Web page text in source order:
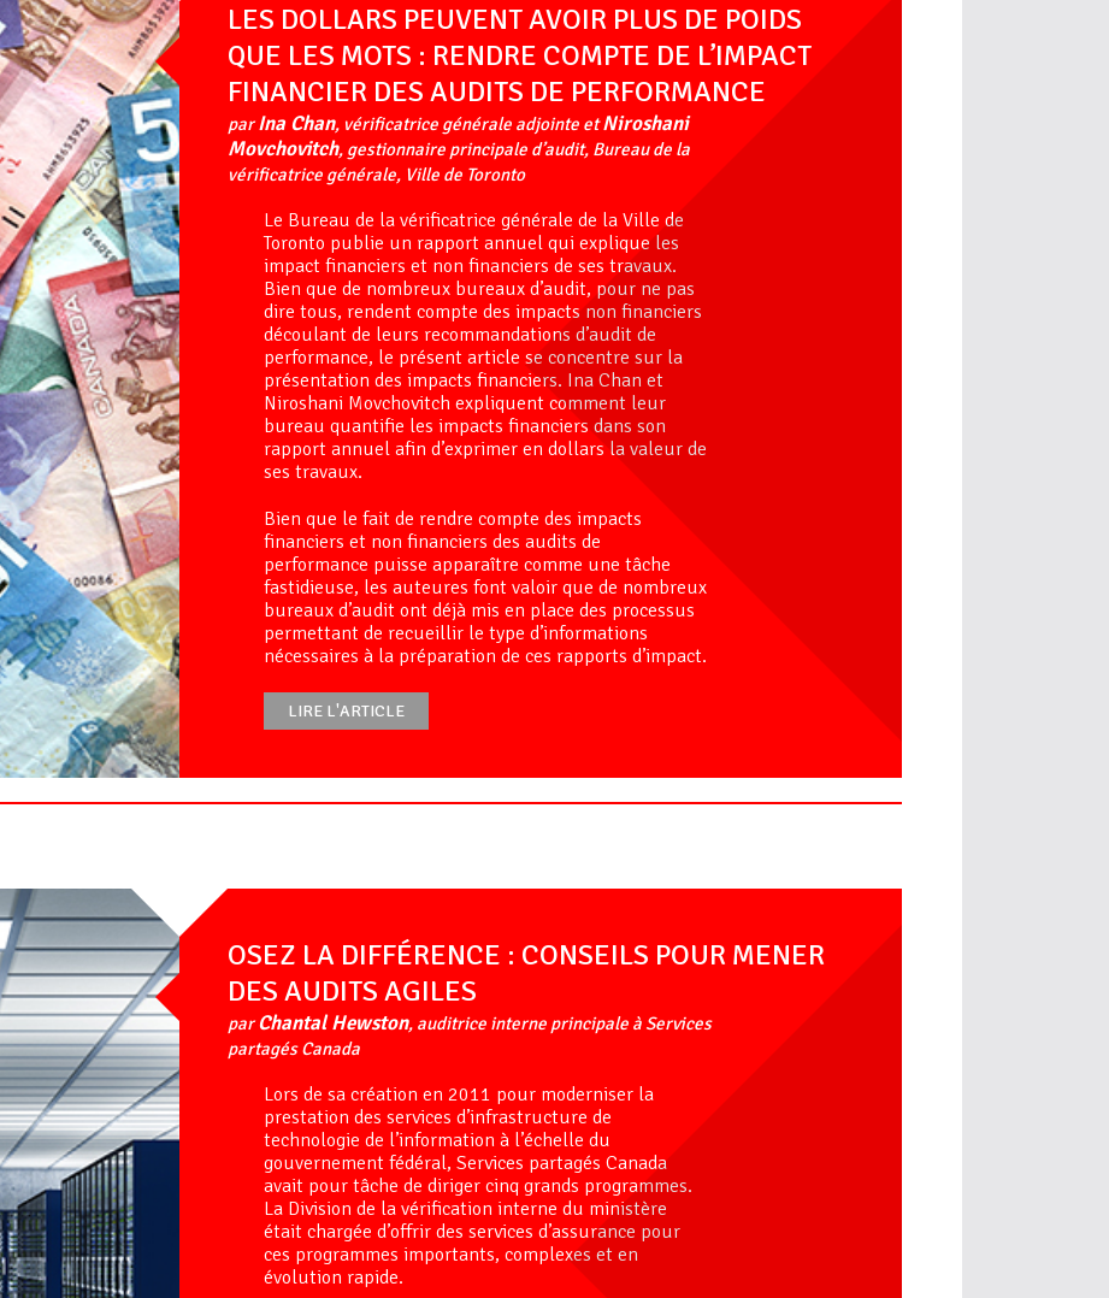
LES DOLLARS PEUVENT AVOIR PLUS DE POIDS
QUE LES MOTS : RENDRE COMPTE DE L’IMPACT
FINANCIER DES AUDITS DE PERFORMANCE
parIna Chan, vérificatrice générale adjointe etNiroshani
Movchovitch, gestionnaire principale d’audit, Bureau de la
vérificatrice générale, Ville de Toronto
Le Bureau de la vérificatrice générale de la Ville de
Toronto publie un rapport annuel qui explique les
impact financiers et non financiers de ses travaux.
Bien que de nombreux bureaux d’audit, pour ne pas
dire tous, rendent compte des impacts non financiers
découlant de leurs recommandations d’audit de
performance, le présent article se concentre sur la
présentation des impacts financiers. Ina Chan et
Niroshani Movchovitch expliquent comment leur
bureau quantifie les impacts financiers dans son
rapport annuel afin d’exprimer en dollars la valeur de
ses travaux.
Bien que le fait de rendre compte des impacts
financiers et non financiers des audits de
performance puisse apparaître comme une tâche
fastidieuse, les auteures font valoir que de nombreux
bureaux d’audit ont déjà mis en place des processus
permettant de recueillir le type d’informations
nécessaires à la préparation de ces rapports d’impact.
LIRE L'ARTICLE
OSEZ LA DIFFÉRENCE : CONSEILS POUR MENER
DES AUDITS AGILES
parChantal Hewston, auditrice interne principale à Services
partagés Canada
Lors de sa création en 2011 pour moderniser la
prestation des services d’infrastructure de
technologie de l’information à l’échelle du
gouvernement fédéral, Services partagés Canada
avait pour tâche de diriger cinq grands programmes.
La Division de la vérification interne du ministère
était chargée d’offrir des services d’assurance pour
ces programmes importants, complexes et en
évolution rapide.